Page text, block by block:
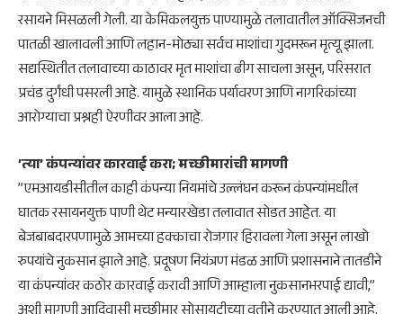
रसायने मिसळली गेली. या केमिकलयुक्त पाण्यामुळे तलावातील ऑक्सिजनची
पातळी खालावली आणि लहान-मोठ्या सर्वच माशांचा गुदमरून मृत्यू झाला.
सद्यस्थितीत तलावाच्या काठावर मृत माशांचा ढीग साचला असून, परिसरात
प्रचंड दुर्गंधी पसरली आहे. यामुळे स्थानिक पर्यावरण आणि नागरिकांच्या
आरोग्याचा प्रश्नही ऐरणीवर आला आहे.
​’त्या’ कंपन्यांवर कारवाई करा; मच्छीमारांची मागणी
​”एमआयडीसीतील काही कंपन्या नियमांचे उल्लंघन करून कंपन्यांमधील
घातक रसायनयुक्त पाणी थेट मन्यारखेडा तलावात सोडत आहेत. या
बेजबाबदारपणामुळे आमच्या हक्काचा रोजगार हिरावला गेला असून लाखो
रुपयांचे नुकसान झाले आहे. प्रदूषण नियंत्रण मंडळ आणि प्रशासनाने तातडीने
या कंपन्यांवर कठोर कारवाई करावी आणि आम्हाला नुकसानभरपाई द्यावी,”